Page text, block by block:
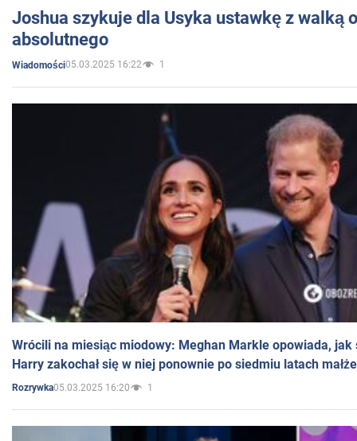
Joshua szykuje dla Usyka ustawkę z walką
absolutnego
Wiadomości05.03.2025 16:22 1
Wrócili na miesiąc miodowy: Meghan Markle opowiada, jak
Harry zakochał się w niej ponownie po siedmiu latach
Rozrywka05.03.2025 16:20 1